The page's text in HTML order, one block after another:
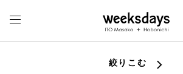
絞りこむ